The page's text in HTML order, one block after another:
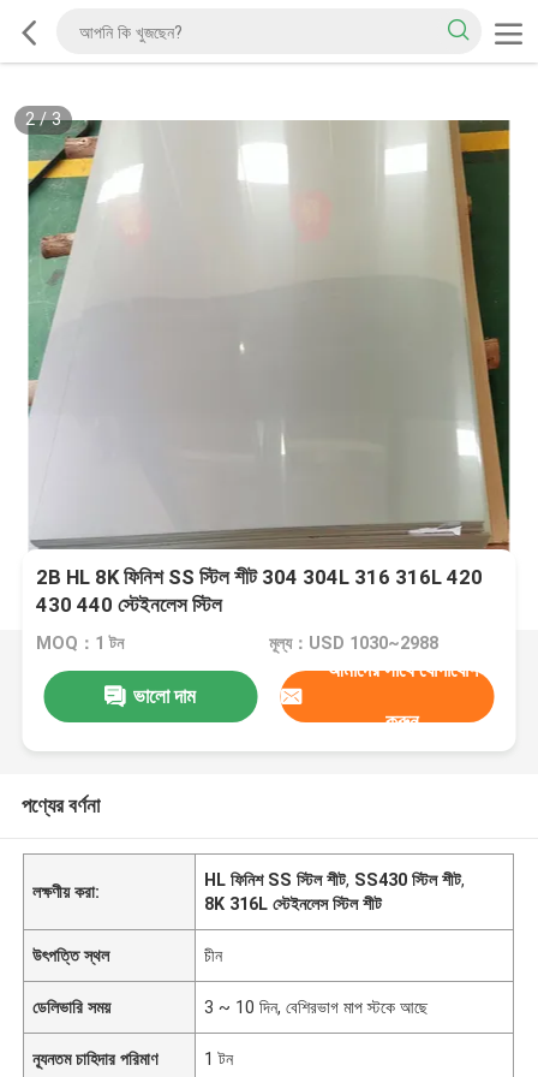
2/3
2B HL 8K ফিনিশ SS স্টিল শীট 304 304L 316 316L 420
430 440 স্টেইনলেস স্টিল
MOQ：1 টন মূল্য：USD 1030~2988
ভালো দাম
আমাদের সাথে যোগাযোগ
করুন
পণ্যের বর্ণনা
লক্ষণীয় করা:
HL ফিনিশ SS স্টিল শীট, SS430 স্টিল শীট,
8K 316L স্টেইনলেস স্টিল শীট
উৎপত্তি স্থল চীন
ডেলিভারি সময় 3 ~ 10 দিন, বেশিরভাগ মাপ স্টকে আছে
ন্যূনতম চাহিদার পরিমাণ 1 টন